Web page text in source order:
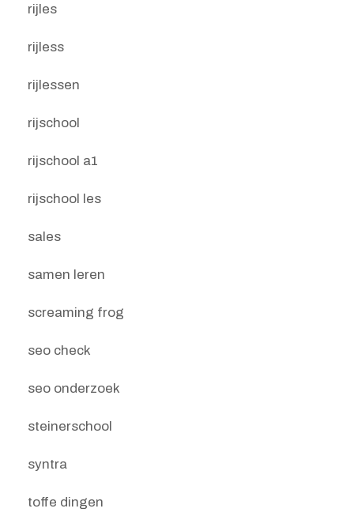
rijles
rijless
rijlessen
rijschool
rijschool a1
rijschool les
sales
samen leren
screaming frog
seo check
seo onderzoek
steinerschool
syntra
toffe dingen